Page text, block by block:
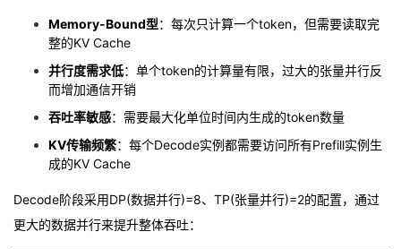
Memory-Bound型：每次只计算一个token，但需要读取完
整的KV Cache
并行度需求低：单个token的计算量有限，过大的张量并行反
而增加通信开销
吞吐率敏感：需要最大化单位时间内生成的token数量
KV传输频繁：每个Decode实例都需要访问所有Prefill实例生
成的KV Cache
Decode阶段采用DP(数据并行)=8、TP(张量并行)=2的配置，通过
更大的数据并行来提升整体吞吐：